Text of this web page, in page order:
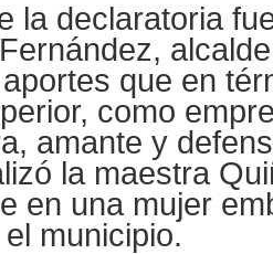
la declaratoria
que en
como
amante y
la maestra
en una mujer
municipio.